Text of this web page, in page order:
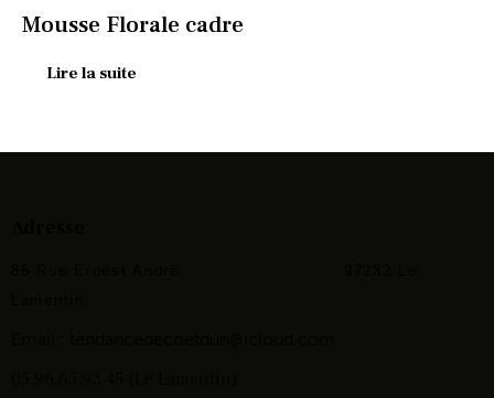
Mousse Florale cadre
Lire la suite